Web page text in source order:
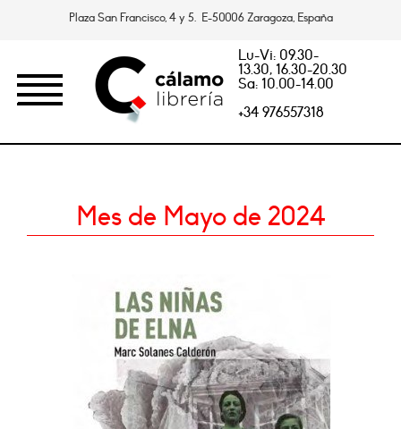
Plaza San Francisco, 4 y 5. E-50006 Zaragoza, España
Lu-Vi: 09.30-
13.30, 16.30-20.30
Sa: 10.00-14.00
+34 976557318
Mes de Mayo de 2024